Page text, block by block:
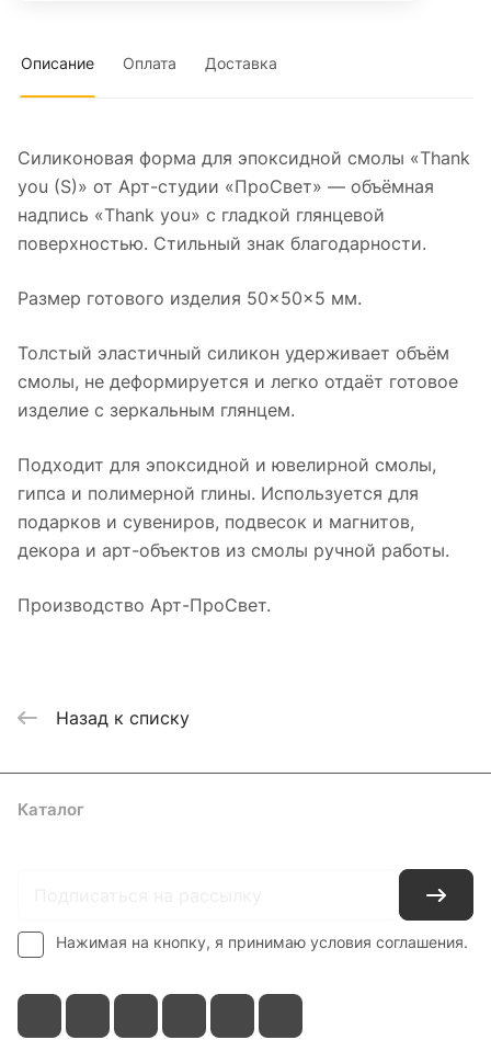
Описание Оплата Доставка
Силиконовая форма для эпоксидной смолы «Thank
you (S)» от Арт-студии «ПроСвет» — объёмная
надпись «Thank you» с гладкой глянцевой
поверхностью. Стильный знак благодарности.
Размер готового изделия 50×50×5 мм.
Толстый эластичный силикон удерживает объём
смолы, не деформируется и легко отдаёт готовое
изделие с зеркальным глянцем.
Подходит для эпоксидной и ювелирной смолы,
гипса и полимерной глины. Используется для
подарков и сувениров, подвесок и магнитов,
декора и арт-объектов из смолы ручной работы.
Производство Арт-ПроСвет.
Назад к списку
Каталог
Нажимая на кнопку, я принимаю условия соглашения.